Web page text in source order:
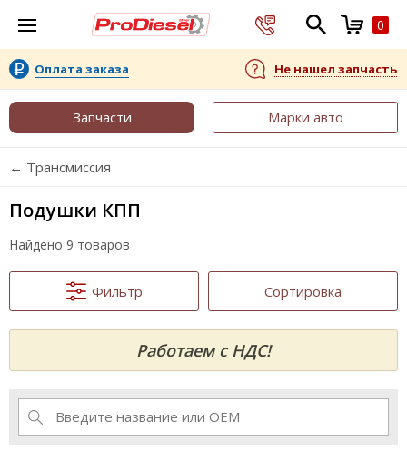
0
Оплата заказа Не нашел запчасть
Запчасти Марки авто
← Трансмиссия
Подушки КПП
Найдено 9 товаров
Фильтр Сортировка
Работаем с НДС!